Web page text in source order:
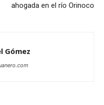
ahogada en el río Orinoco
Gómez